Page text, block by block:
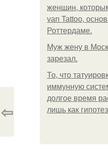
женщин,
van Tattoo,
Роттердаме.
Mуж жену в
зарезал.
То, что
иммунную
долгое время
лишь как
⇦